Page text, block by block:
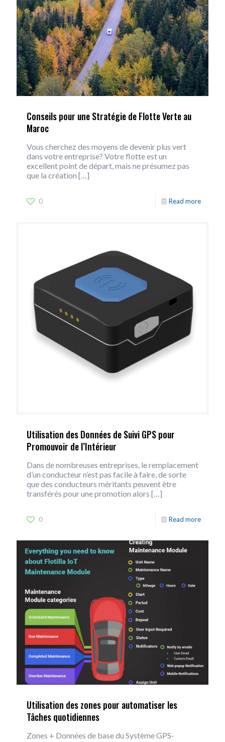
Conseils pour une Stratégie de Flotte Verte au
Maroc
Vous cherchez des moyens de devenir plus vert
dans votre entreprise? Votre flotte est un
excellent point de départ, mais ne présumez pas
que la création […]
0 Read more
Utilisation des Données de Suivi GPS pour
Promouvoir de l’Intérieur
Dans de nombreuses entreprises, le remplacement
d’un conducteur n’est pas facile à faire, de sorte
que des conducteurs méritants peuvent être
transférés pour une promotion alors […]
0 Read more
Utilisation des zones pour automatiser les
Tâches quotidiennes
Zones + Données de base du Système GPS-